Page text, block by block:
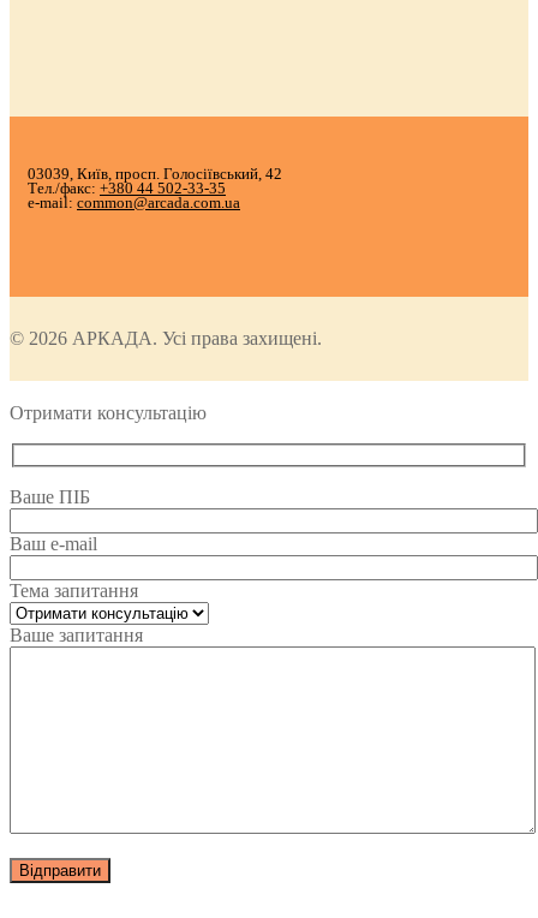
03039, Київ, просп. Голосіївський, 42
Тел./факс: +380 44 502-33-35
e-mail: common@arcada.com.ua
© 2026 АРКАДА. Усі права захищені.
Отримати консультацію
Ваше ПІБ
Ваш e-mail
Тема запитання
Ваше запитання